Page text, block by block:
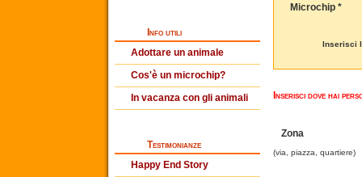
Info utili
Adottare un animale
Cos'è un microchip?
In vacanza con gli animali
Testimonianze
Happy End Story
Microchip *
Inserisci
Inserisci dove hai
Zona
(via, piazza, quartiere)